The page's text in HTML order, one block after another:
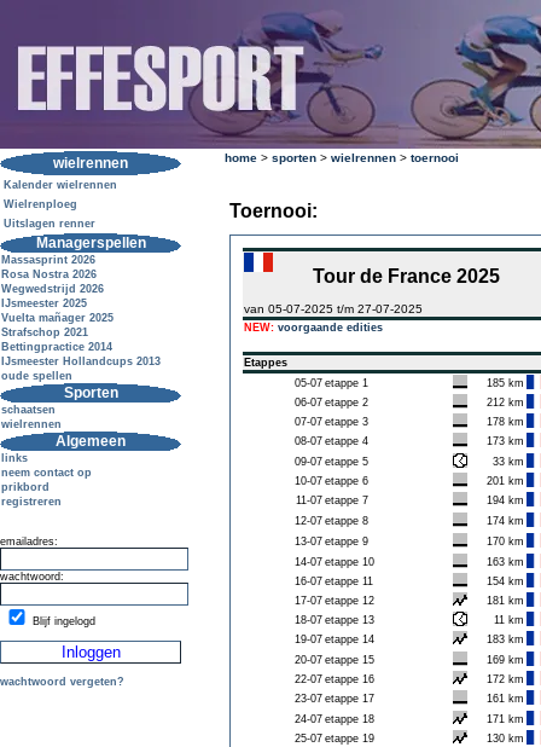
wielrennen
Kalender wielrennen
Wielrenploeg
Uitslagen renner
Managerspellen
Massasprint 2026
Rosa Nostra 2026
Wegwedstrijd 2026
IJsmeester 2025
Vuelta mañager 2025
Strafschop 2021
Bettingpractice 2014
IJsmeester Hollandcups 2013
oude spellen
Sporten
schaatsen
wielrennen
Algemeen
links
neem contact op
prikbord
registreren
emailadres:
wachtwoord:
Blijf ingelogd
wachtwoord vergeten?
home > sporten > wielrennen > toernooi
Toernooi:
Tour de France 2025
van 05-07-2025 t/m 27-07-2025
NEW: voorgaande edities
Etappes
05-07 etappe 1
185 km
06-07 etappe 2
212 km
07-07 etappe 3
178 km
08-07 etappe 4
173 km
09-07 etappe 5
33 km
10-07 etappe 6
201 km
11-07 etappe 7
194 km
12-07 etappe 8
174 km
13-07 etappe 9
170 km
14-07 etappe 10
163 km
16-07 etappe 11
154 km
17-07 etappe 12
181 km
18-07 etappe 13
11 km
19-07 etappe 14
183 km
20-07 etappe 15
169 km
22-07 etappe 16
172 km
23-07 etappe 17
161 km
24-07 etappe 18
171 km
25-07 etappe 19
130 km